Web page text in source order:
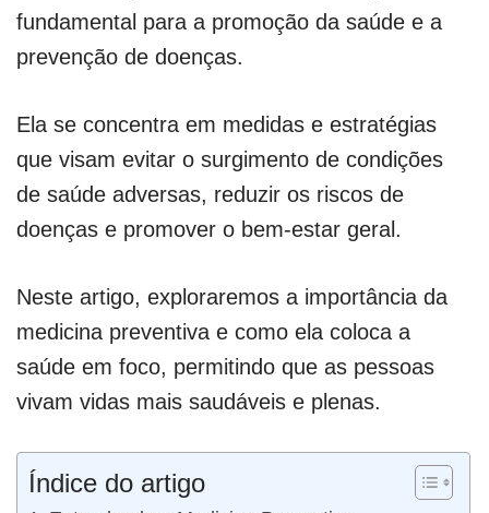
fundamental para a promoção da saúde e a
prevenção de doenças.
Ela se concentra em medidas e estratégias
que visam evitar o surgimento de condições
de saúde adversas, reduzir os riscos de
doenças e promover o bem-estar geral.
Neste artigo, exploraremos a importância da
medicina preventiva e como ela coloca a
saúde em foco, permitindo que as pessoas
vivam vidas mais saudáveis e plenas.
Índice do artigo